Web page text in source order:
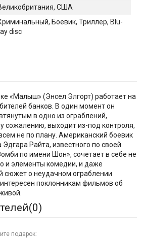
США
Боевик, Триллер, Blu-
disc
«Малыш» (Энсел Элгорт) работает на
банков. В один момент он
в одно из ограблений,
сожалению, выходит из-под контроля,
не по плану. Американский боевик
Райта, известного по своей
по имени Шон», сочетает в себе не
и элементы комедии, и даже
сюжет о неудачном ограблении
поклонникам фильмов об
0)
подарок: